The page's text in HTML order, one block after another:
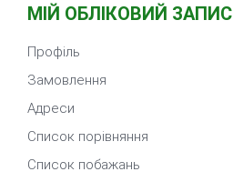
МІЙ ОБЛІКОВИЙ ЗАПИС
Профіль
Замовлення
Адреси
Список порівняння
Список побажань